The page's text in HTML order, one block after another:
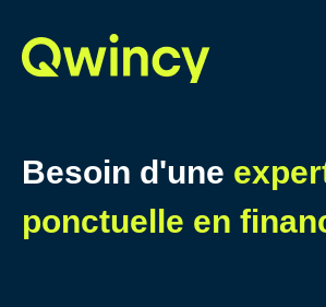
Besoin d'une
ponctuelle en